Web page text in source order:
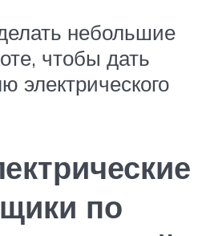
небольшие
чтобы дать
электрического
по